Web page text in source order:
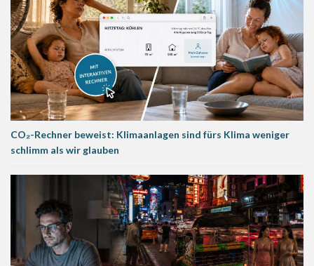
CO₂-Rechner beweist: Klimaanlagen sind fürs Klima weniger
schlimm als wir glauben